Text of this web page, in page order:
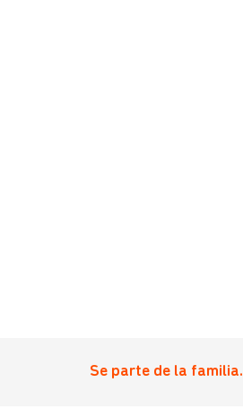
Se parte de la familia.